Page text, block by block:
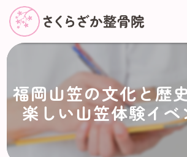
福岡山笠の文化と歴
楽しい山笠体験イベ